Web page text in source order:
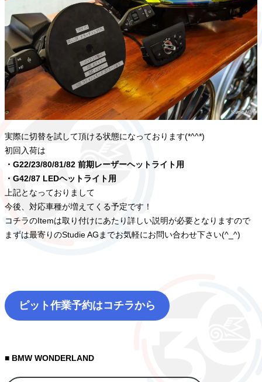
実際に切替を試して頂ける状態になっております(*^^*)
初回入荷は
・G22/23/80/81/82 前期レーザーヘットライト用
・G42/87 LEDヘットライト用
上記となっておりまして
今後、対応車種が増えてくる予定です！
コチラのItemは取り付けにあたり詳しい説明が必要となりますので
まずは最寄りのStudie AGまでお気軽にお問い合わせ下さい(^_^)
ピット作業予約はコチラから
■ BMW WONDERLAND